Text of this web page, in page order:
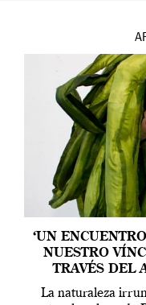
‘UN
NUESTRO
TRAVÉS DEL
La naturaleza